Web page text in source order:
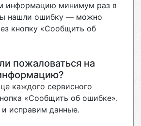
информацию минимум раз в
нашли ошибку — можно
кнопку «Сообщить об
пожаловаться на
каждого сервисного
«Сообщить об ошибке».
исправим данные.